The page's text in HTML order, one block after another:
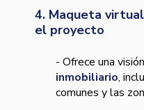
4. Maqueta
el proyecto
- Ofrece una
inmobiliario,
comunes y las